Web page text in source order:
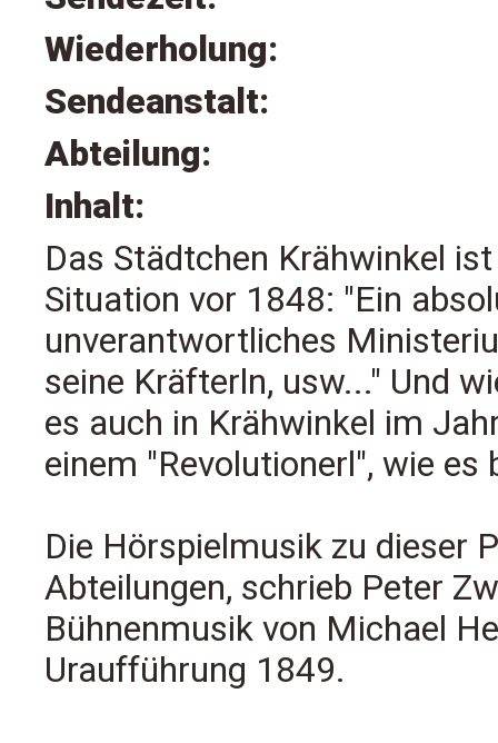
Wiederholung:
Sendeanstalt:
Abteilung:
Inhalt:
Das Städtchen Krähwinkel
Situation vor 1848: "Ein
unverantwortliches
seine Kräfterln, usw..." Und
es auch in Krähwinkel im
einem "Revolutionerl", wie
Die Hörspielmusik zu dieser
Abteilungen, schrieb Peter
Bühnenmusik von Michael
Uraufführung 1849.